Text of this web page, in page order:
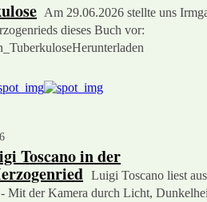
Am 29.06.2026 stellte uns
dieses Buch vor:
Toscano in der
Luigi Toscano liest aus
Mit der Kamera durch Licht,